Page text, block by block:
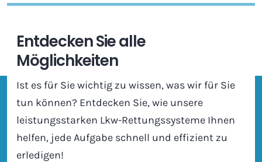
Entdecken Sie alle
Möglichkeiten
Ist es für Sie wichtig zu wissen, was wir für Sie
tun können? Entdecken Sie, wie unsere
leistungsstarken Lkw-Rettungssysteme Ihnen
helfen, jede Aufgabe schnell und effizient zu
erledigen!